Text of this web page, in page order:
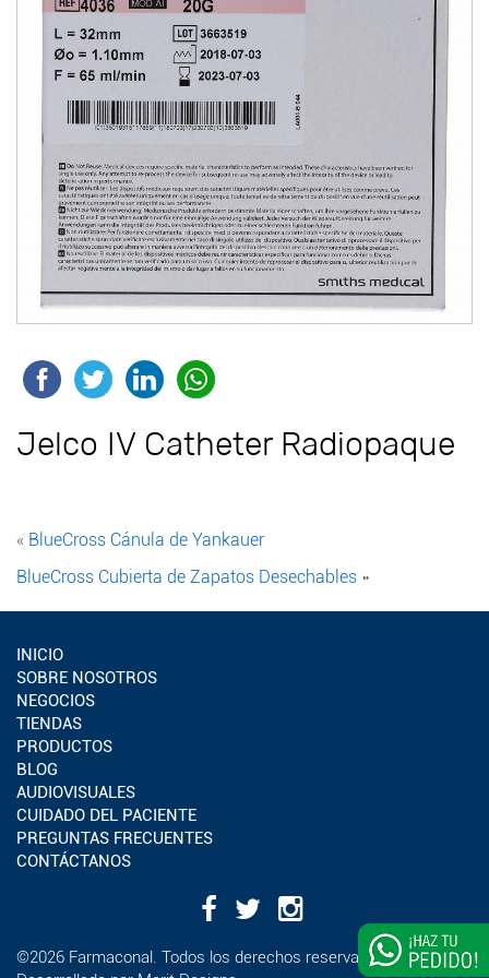
Jelco IV Catheter Radiopaque
« BlueCross Cánula de Yankauer
BlueCross Cubierta de Zapatos Desechables »
INICIO
SOBRE NOSOTROS
NEGOCIOS
TIENDAS
PRODUCTOS
BLOG
AUDIOVISUALES
CUIDADO DEL PACIENTE
PREGUNTAS FRECUENTES
CONTÁCTANOS
¿Deseas
©2026 Farmaconal. Todos los derechos reservados